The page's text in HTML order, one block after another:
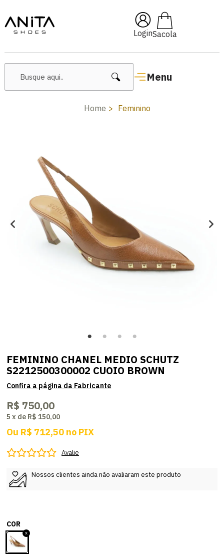
Login
Menu
🔥 Lançamentos Femininos
Home Feminino
FEMININO CHANEL MEDIO SCHUTZ
S2212500300002 CUOIO BROWN
R$ 750,00
5 x de R$ 150,00
Ou R$ 712,50 no PIX
Avalie
Nossos clientes ainda não avaliaram este produto
COR